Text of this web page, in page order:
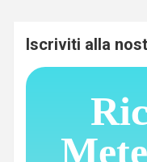
Iscriviti alla